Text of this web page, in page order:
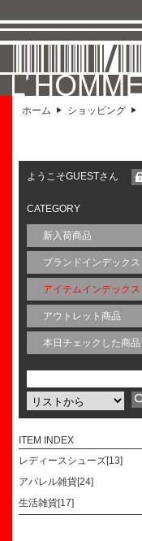
ホーム ショッピング
ようこそGUESTさん
CATEGORY
新入荷商品
ブランドインデックス
アイテムインデックス
アウトレット商品
本日チェックした商品
ITEM INDEX
レディースシューズ[13]
アパレル雑貨[24]
生活雑貨[17]